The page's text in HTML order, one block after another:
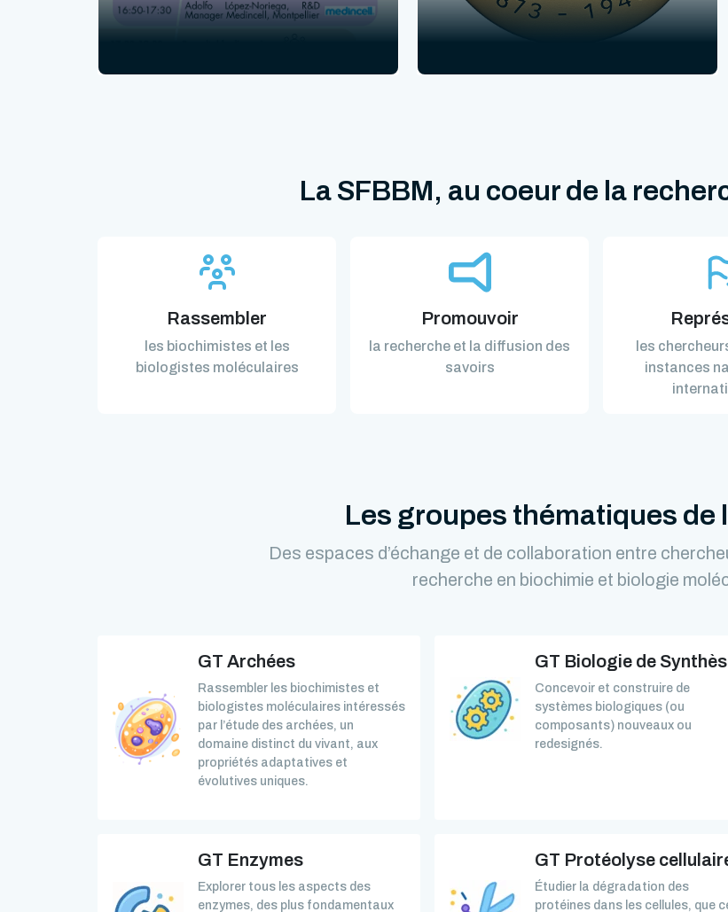
La SFBBM, au coeur de la
Rassembler
les biochimistes et les
biologistes moléculaires
Promouvoir
la recherche et la diffusion des
savoirs
les
instances
Les groupes thématiques de
Des espaces d’échange et de collaboration entre
recherche en biochimie et biologie
GT Archées
Rassembler les biochimistes et
biologistes moléculaires intéressés
par l’étude des archées, un
domaine distinct du vivant, aux
propriétés adaptatives et
évolutives uniques.
GT Biologie de
Concevoir et construire de
systèmes biologiques (ou
composants) nouveaux ou
redesignés.
GT Enzymes
Explorer tous les aspects des
enzymes, des plus fondamentaux
GT Protéolyse
Étudier la dégradation des
protéines dans les cellules, que